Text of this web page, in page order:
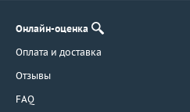
Онлайн-оценка
Оплата и доставка
Отзывы
FAQ